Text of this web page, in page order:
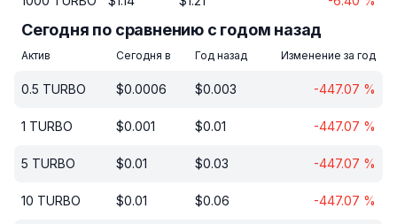
Сегодня по сравнению с годом назад
Актив Сегодня в Год назад Изменение за год
0.5 TURBO $0.0006 $0.003 -447.07 %
1 TURBO $0.001 $0.01 -447.07 %
5 TURBO $0.01 $0.03 -447.07 %
10 TURBO $0.01 $0.06 -447.07 %